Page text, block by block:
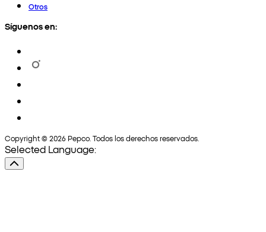
Otros
Síguenos en:
Copyright © 2026 Pepco. Todos los derechos reservados.
Selected Language: